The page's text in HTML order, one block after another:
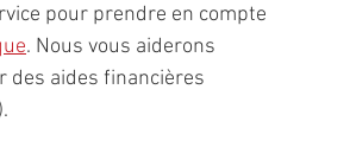
pour prendre en compte
. Nous vous aiderons
des aides financières
).